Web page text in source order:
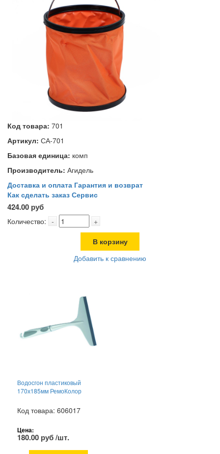
Код товара: 701
Артикул: СА-701
Базовая единица: комп
Производитель: Агидель
Доставка и оплата Гарантия и возврат
Как сделать заказ Сервис
424.00 руб
Количество: - +
В корзину
Добавить к сравнению
Водосгон пластиковый
170х185мм РемоКолор
Код товара: 606017
Цена:
180.00 руб /шт.